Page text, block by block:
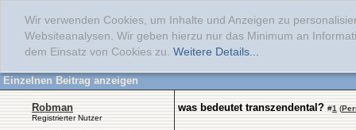
Wir verwenden Cookies, um Inhalte und Anzeigen zu
Websiteanalysen. Wir geben hierzu nur das Minimum an
dem Einsatz von Cookies zu. Weitere Details...
Einzelnen Beitrag anzeigen
Robman
Registrierter Nutzer
was bedeutet transzendental? #1 (